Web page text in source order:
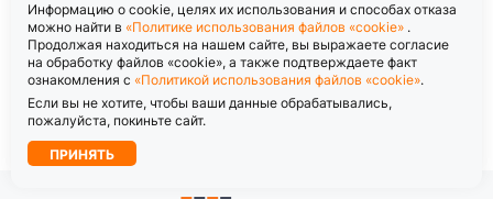
1 2
Информацию о cookie, целях их использования и способах отказа
можно найти в «Политике использования файлов «cookie» .
Продолжая находиться на нашем сайте, вы выражаете согласие
на обработку файлов «cookie», а также подтверждаете факт
ознакомления с «Политикой использования файлов «cookie».
Если вы не хотите, чтобы ваши данные обрабатывались,
пожалуйста, покиньте сайт.
ПРИНЯТЬ